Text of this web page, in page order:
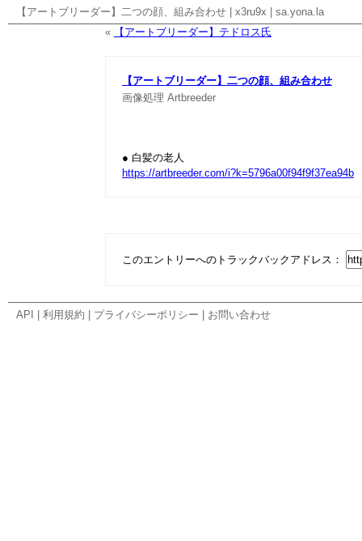
【アートブリーダー】二つの顔、組み合わせ x3ru9x
sa.yona.la
«
【アートブリーダー】テドロス氏
【アートブリーダー】二つの顔、組み合わせ
画像処理 Artbreeder
● 白髪の老人
https://artbreeder.com/i?k=5796a00f94f9f37ea94b
このエントリーへのトラックバックアドレス：
API 利用規約 プライバシーポリシー お問い合わせ